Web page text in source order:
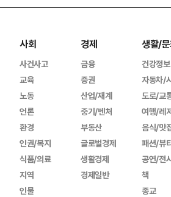
사회
사건사고
교육
노동
언론
환경
인권/복지
식품/의료
지역
인물
경제
금융
증권
산업/재계
중기/벤처
부동산
글로벌경제
생활경제
경제일반
생활/
건강정보
자동차/
도로/교
여행/레
음식/맛
패션/뷰
공연/전
책
종교